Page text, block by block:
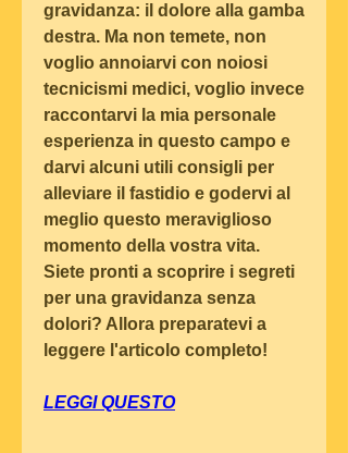
gravidanza: il dolore alla gamba
destra. Ma non temete, non
voglio annoiarvi con noiosi
tecnicismi medici, voglio invece
raccontarvi la mia personale
esperienza in questo campo e
darvi alcuni utili consigli per
alleviare il fastidio e godervi al
meglio questo meraviglioso
momento della vostra vita.
Siete pronti a scoprire i segreti
per una gravidanza senza
dolori? Allora preparatevi a
leggere l'articolo completo!
LEGGI QUESTO